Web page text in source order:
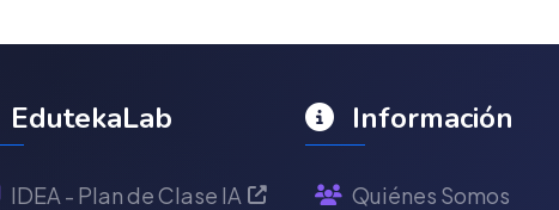
EdutekaLab
IDEA - Plan de Clase IA
Información
Quiénes Somos